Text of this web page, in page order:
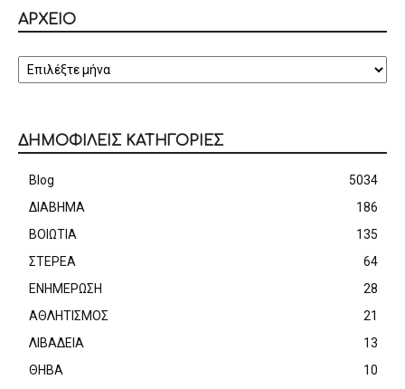
ΑΡΧΕΙΟ
ΑΡΧΕΙΟ
ΔΗΜΟΦΙΛΕΙΣ ΚΑΤΗΓΟΡΙΕΣ
Blog
5034
ΔΙΑΒΗΜΑ
186
ΒΟΙΩΤΙΑ
135
ΣΤΕΡΕΑ
64
ΕΝΗΜΕΡΩΣΗ
28
ΑΘΛΗΤΙΣΜΟΣ
21
ΛΙΒΑΔΕΙΑ
13
ΘΗΒΑ
10